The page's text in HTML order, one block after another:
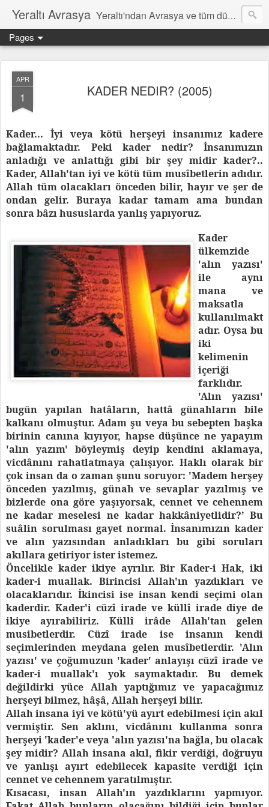
Yeraltı Avrasya Yeraltı'ndan Avrasya ve tüm dünyâ hakkında notlar
Pages
APR
1 KADER NEDIR? (2005)
Kader... İyi veya kötü herşeyi insanımız kadere
bağlamaktadır. Peki kader nedir? İnsanımızın
anladığı ve anlattığı gibi bir şey midir kader?..
Kader, Allah'tan iyi ve kötü tüm musîbetlerin adıdır.
Allah tüm olacakları önceden bilir, hayır ve şer de
ondan gelir. Buraya kadar tamam ama bundan
sonra bâzı hususlarda yanlış yapıyoruz.
Kader
ülkemzide
'alın yazısı'
ile aynı
mana ve
maksatla
kullanılmakt
adır. Oysa bu
iki
kelimenin
içeriği
farklıdır.
'Alın yazısı'
bugün yapılan hatâların, hattâ günahların bile
kalkanı olmuştur. Adam şu veya bu sebepten başka
birinin canına kıyıyor, hapse düşünce ne yapayım
'alın yazım' böyleymiş deyip kendini aklamaya,
vicdânını rahatlatmaya çalışıyor. Haklı olarak bir
çok insan da o zaman şunu soruyor: 'Madem herşey
önceden yazılmış, günah ve sevaplar yazılmış ve
bizlerde ona göre yaşıyorsak, cennet ve cehennem
ne kadar meselesi ne kadar hakkâniyetlidir?’ Bu
suâlin sorulması gayet normal. İnsanımızın kader
ve alın yazısından anladıkları bu gibi soruları
akıllara getiriyor ister istemez.
Öncelikle kader ikiye ayrılır. Bir Kader-i Hak, iki
kader-i muallak. Birincisi Allah'ın yazdıkları ve
olacaklarıdır. İkincisi ise insan kendi seçimi olan
kaderdir. Kader'i cüzî irade ve küllî irade diye de
ikiye ayırabiliriz. Küllî irâde Allah'tan gelen
musibetlerdir. Cüzî irade ise insanın kendi
seçimlerinden meydana gelen musîbetlerdir. 'Alın
yazısı' ve çoğumuzun 'kader' anlayışı cüzî irade ve
kader-i muallak'ı yok saymaktadır. Bu demek
değildirki yüce Allah yaptığımız ve yapacağımız
herşeyi bilmez, hâşâ, Allah herşeyi bilir.
Allah insana iyi ve kötü'yü ayırt edebilmesi için akıl
vermiştir. Sen aklını, vicdânını kullanma sonra
herşeyi 'kader'e veya 'alın yazısı'na bağla, bu olacak
şey midir? Allah insana akıl, fikir verdiği, doğruyu
ve yanlışı ayırt edebilecek kapasite verdiği için
cennet ve cehennem yaratılmıştır.
Kısacası, insan Allah'ın yazdıklarını yapmıyor.